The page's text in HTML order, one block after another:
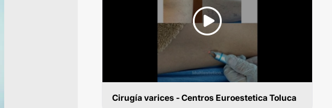
Cirugía varices - Centros Euroestetica Toluca